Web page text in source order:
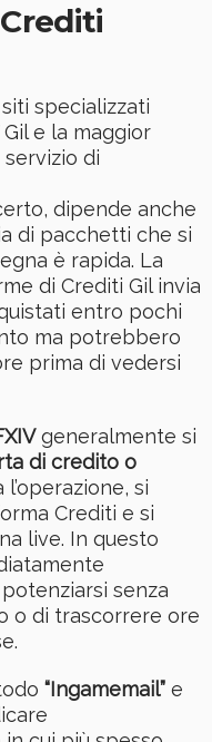
specializzati
e la maggior
di
dipende anche
di pacchetti che si
è rapida. La
di Crediti Gil invia
entro pochi
ma potrebbero
prima di vedersi
generalmente si
di credito o
si
Crediti e si
live. In questo
senza
o di trascorrere ore
“Ingamemail” e